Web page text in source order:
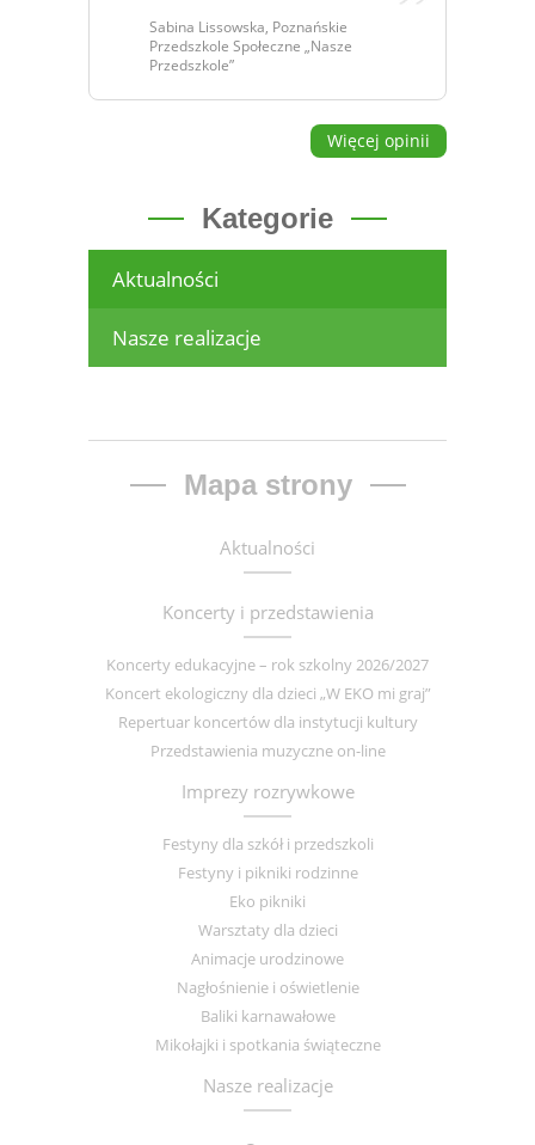
Sabina Lissowska, Poznańskie
Przedszkole Społeczne „Nasze
Przedszkole”
Więcej opinii
Kategorie
Aktualności
Nasze realizacje
Mapa strony
Aktualności
Koncerty i przedstawienia
Koncerty edukacyjne – rok szkolny 2026/2027
Koncert ekologiczny dla dzieci „W EKO mi graj”
Repertuar koncertów dla instytucji kultury
Przedstawienia muzyczne on-line
Imprezy rozrywkowe
Festyny dla szkół i przedszkoli
Festyny i pikniki rodzinne
Eko pikniki
Warsztaty dla dzieci
Animacje urodzinowe
Nagłośnienie i oświetlenie
Baliki karnawałowe
Mikołajki i spotkania świąteczne
Nasze realizacje